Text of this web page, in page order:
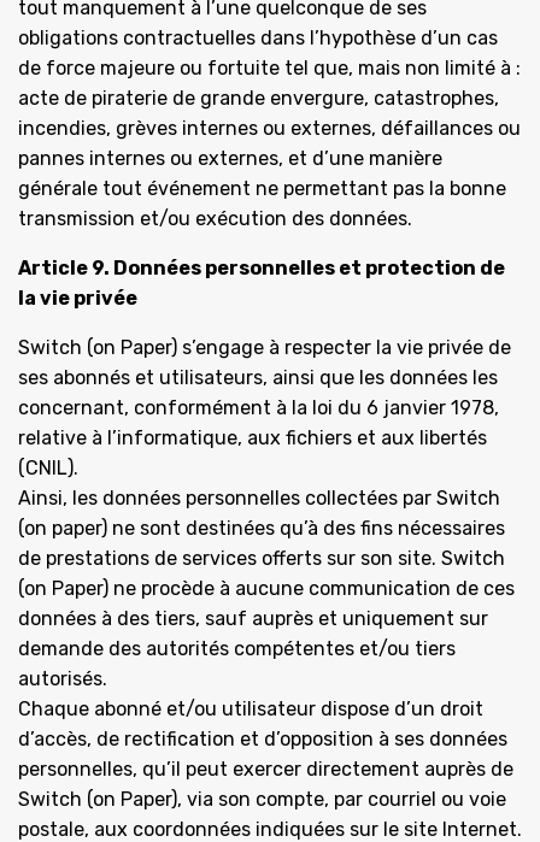
tout manquement à l’une quelconque de ses
obligations contractuelles dans l’hypothèse d’un cas
de force majeure ou fortuite tel que, mais non limité à :
acte de piraterie de grande envergure, catastrophes,
incendies, grèves internes ou externes, défaillances ou
pannes internes ou externes, et d’une manière
générale tout événement ne permettant pas la bonne
transmission et/ou exécution des données.
Article 9. Données personnelles et protection de
la vie privée
Switch (on Paper) s’engage à respecter la vie privée de
ses abonnés et utilisateurs, ainsi que les données les
concernant, conformément à la loi du 6 janvier 1978,
relative à l’informatique, aux fichiers et aux libertés
(CNIL).
Ainsi, les données personnelles collectées par Switch
(on paper) ne sont destinées qu’à des fins nécessaires
de prestations de services offerts sur son site. Switch
(on Paper) ne procède à aucune communication de ces
données à des tiers, sauf auprès et uniquement sur
demande des autorités compétentes et/ou tiers
autorisés.
Chaque abonné et/ou utilisateur dispose d’un droit
d’accès, de rectification et d’opposition à ses données
personnelles, qu’il peut exercer directement auprès de
Switch (on Paper), via son compte, par courriel ou voie
postale, aux coordonnées indiquées sur le site Internet.